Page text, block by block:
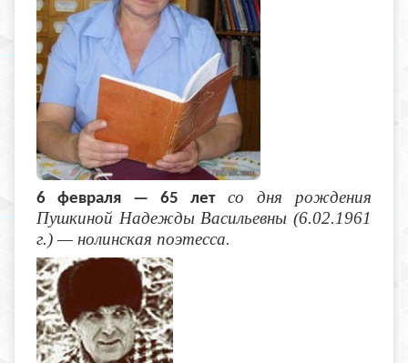
6 февраля — 65 лет
со дня рождения
Пушкиной Надежды Васильевны (6.02.1961
г.) — нолинская поэтесса.